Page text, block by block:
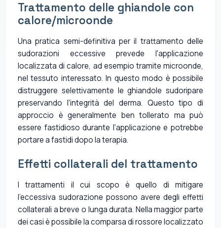
Trattamento delle ghiandole con
calore/microonde
Una pratica semi-definitiva per il trattamento delle
sudorazioni eccessive prevede l'applicazione
localizzata di calore, ad esempio tramite microonde,
nel tessuto interessato. In questo modo è possibile
distruggere selettivamente le ghiandole sudoripare
preservando l'integrità del derma. Questo tipo di
approccio è generalmente ben tollerato ma può
essere fastidioso durante l'applicazione e potrebbe
portare a fastidi dopo la terapia.
Effetti collaterali del trattamento
I trattamenti il cui scopo è quello di mitigare
l'eccessiva sudorazione possono avere degli effetti
collaterali a breve o lunga durata. Nella maggior parte
dei casi è possibile la comparsa di rossore localizzato